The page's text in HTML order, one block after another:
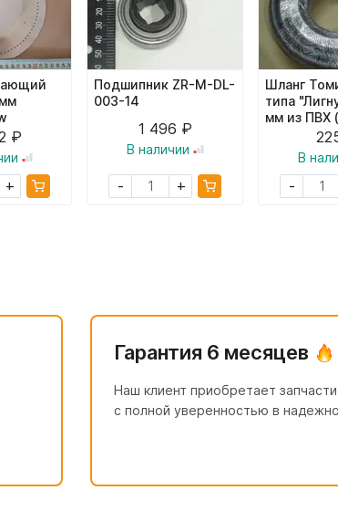
₽
+
Подшипник ZR-M-DL-
003-14
1 496 ₽
В наличии
- +
Шланг
типа
мм из ПВХ
В
-
Гарантия 6 месяцев
Наш клиент приобретает запчасти
с полной уверенностью в